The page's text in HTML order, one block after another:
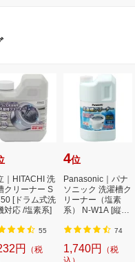
｜HITACHI 洗
クリーナー S
[ドラム式洗
対応 /塩素系]
55
円
（税
4位
Panasonic｜パナ
ソニック 洗濯槽ク
リーナー（塩素
系） N-W1A [縦型
系...
74
1,740円
（税